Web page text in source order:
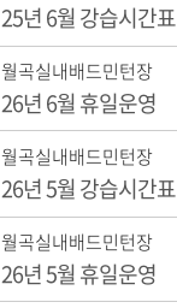
25년 6월 강습시간표
월곡실내배드민턴장
26년 6월 휴일운영
월곡실내배드민턴장
26년 5월 강습시간표
월곡실내배드민턴장
26년 5월 휴일운영